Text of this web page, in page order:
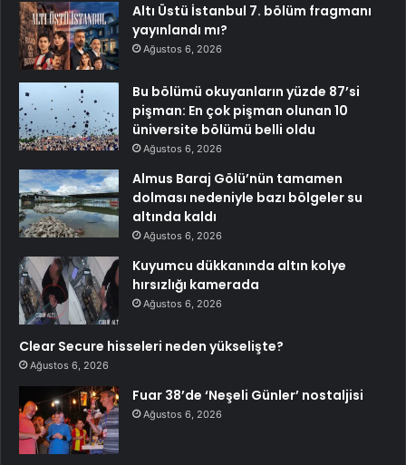
Altı Üstü İstanbul 7. bölüm fragmanı
yayınlandı mı?
Ağustos 6, 2026
Bu bölümü okuyanların yüzde 87’si
pişman: En çok pişman olunan 10
üniversite bölümü belli oldu
Ağustos 6, 2026
Almus Baraj Gölü’nün tamamen
dolması nedeniyle bazı bölgeler su
altında kaldı
Ağustos 6, 2026
Kuyumcu dükkanında altın kolye
hırsızlığı kamerada
Ağustos 6, 2026
Clear Secure hisseleri neden yükselişte?
Ağustos 6, 2026
Fuar 38’de ‘Neşeli Günler’ nostaljisi
Ağustos 6, 2026